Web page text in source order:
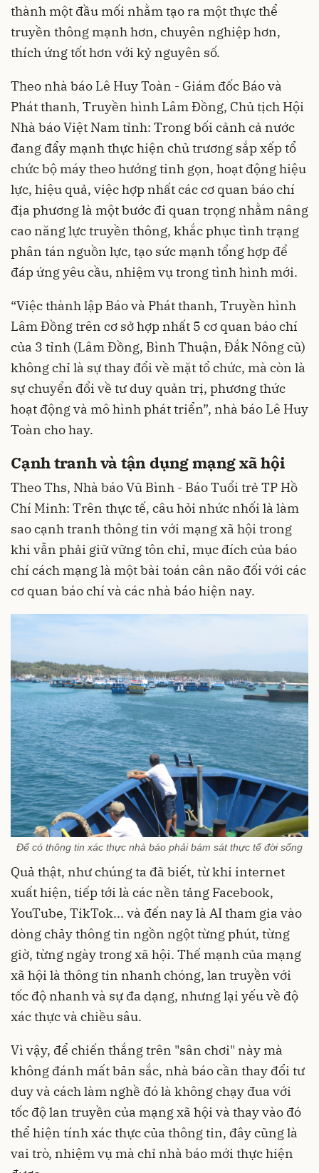
thành một đầu mối nhằm tạo ra một thực thể
truyền thông mạnh hơn, chuyên nghiệp hơn,
thích ứng tốt hơn với kỷ nguyên số.
Theo nhà báo Lê Huy Toàn - Giám đốc Báo và
Phát thanh, Truyền hình Lâm Đồng, Chủ tịch Hội
Nhà báo Việt Nam tỉnh: Trong bối cảnh cả nước
đang đẩy mạnh thực hiện chủ trương sắp xếp tổ
chức bộ máy theo hướng tinh gọn, hoạt động hiệu
lực, hiệu quả, việc hợp nhất các cơ quan báo chí
địa phương là một bước đi quan trọng nhằm nâng
cao năng lực truyền thông, khắc phục tình trạng
phân tán nguồn lực, tạo sức mạnh tổng hợp để
đáp ứng yêu cầu, nhiệm vụ trong tình hình mới.
“Việc thành lập Báo và Phát thanh, Truyền hình
Lâm Đồng trên cơ sở hợp nhất 5 cơ quan báo chí
của 3 tỉnh (Lâm Đồng, Bình Thuận, Đắk Nông cũ)
không chỉ là sự thay đổi về mặt tổ chức, mà còn là
sự chuyển đổi về tư duy quản trị, phương thức
hoạt động và mô hình phát triển”, nhà báo Lê Huy
Toàn cho hay.
Cạnh tranh và tận dụng mạng xã hội
Theo Ths, Nhà báo Vũ Bình - Báo Tuổi trẻ TP Hồ
Chí Minh: Trên thực tế, câu hỏi nhức nhối là làm
sao cạnh tranh thông tin với mạng xã hội trong
khi vẫn phải giữ vững tôn chỉ, mục đích của báo
chí cách mạng là một bài toán cân não đối với các
cơ quan báo chí và các nhà báo hiện nay.
Để có thông tin xác thực nhà báo phải bám sát thực tế đời sống
Quả thật, như chúng ta đã biết, từ khi internet
xuất hiện, tiếp tới là các nền tảng Facebook,
YouTube, TikTok... và đến nay là AI tham gia vào
dòng chảy thông tin ngồn ngột từng phút, từng
giờ, từng ngày trong xã hội. Thế mạnh của mạng
xã hội là thông tin nhanh chóng, lan truyền với
tốc độ nhanh và sự đa dạng, nhưng lại yếu về độ
xác thực và chiều sâu.
Vì vậy, để chiến thắng trên "sân chơi" này mà
không đánh mất bản sắc, nhà báo cần thay đổi tư
duy và cách làm nghề đó là không chạy đua với
tốc độ lan truyền của mạng xã hội và thay vào đó
thể hiện tính xác thực của thông tin, đây cũng là
vai trò, nhiệm vụ mà chỉ nhà báo mới thực hiện